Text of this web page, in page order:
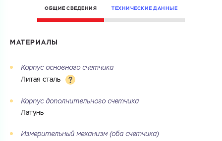
ГОТОВО
ОБЩИЕ СВЕДЕНИЯ ТЕХНИЧЕСКИЕ ДАННЫЕ
МАТЕРИАЛЫ
Корпус основного счетчика
Литая сталь
Корпус дополнительного счетчика
Латунь
Измерительный механизм (оба счетчика)